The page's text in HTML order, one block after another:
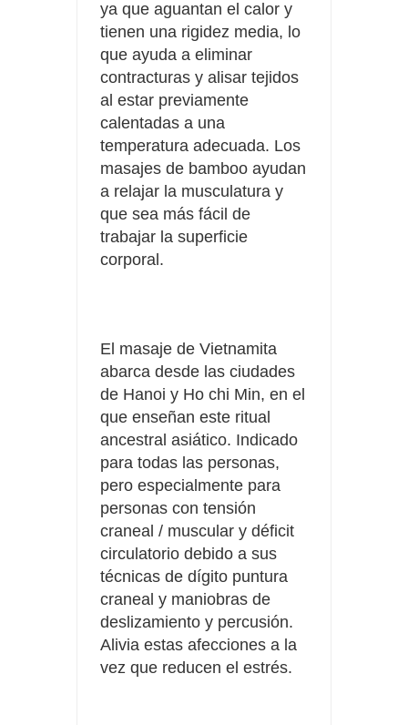
ya que aguantan el calor y
tienen una rigidez media, lo
que ayuda a eliminar
contracturas y alisar tejidos
al estar previamente
calentadas a una
temperatura adecuada. Los
masajes de bamboo ayudan
a relajar la musculatura y
que sea más fácil de
trabajar la superficie
corporal.
El masaje de Vietnamita
abarca desde las ciudades
de Hanoi y Ho chi Min, en el
que enseñan este ritual
ancestral asiático. Indicado
para todas las personas,
pero especialmente para
personas con tensión
craneal / muscular y déficit
circulatorio debido a sus
técnicas de dígito puntura
craneal y maniobras de
deslizamiento y percusión.
Alivia estas afecciones a la
vez que reducen el estrés.